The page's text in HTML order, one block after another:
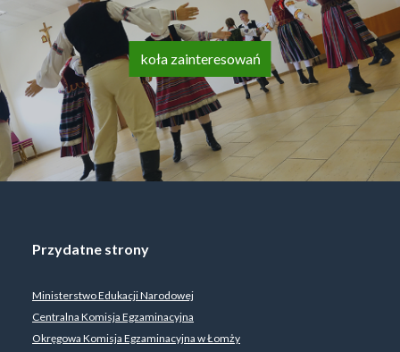
koła zainteresowań
Przydatne strony
Ministerstwo Edukacji Narodowej
Centralna Komisja Egzaminacyjna
Okręgowa Komisja Egzaminacyjna w Łomży